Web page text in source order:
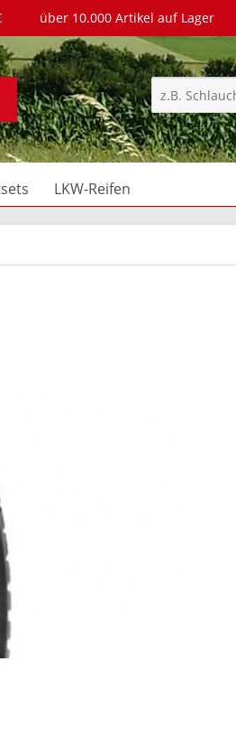
über 10.000 Artikel auf Lager
LKW-Reifen